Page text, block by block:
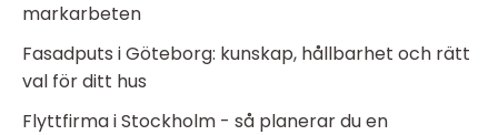
markarbeten
Fasadputs i Göteborg: kunskap, hållbarhet och rätt
val för ditt hus
Flyttfirma i Stockholm - så planerar du en